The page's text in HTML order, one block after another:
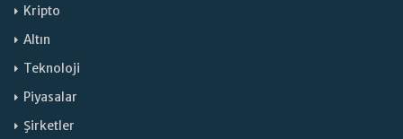
Kripto
Altın
Teknoloji
Piyasalar
Şirketler